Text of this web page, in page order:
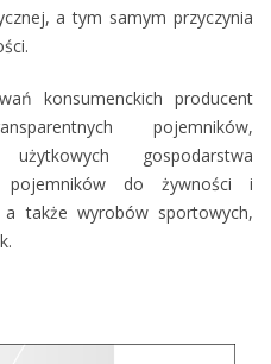
a tym samym przyczynia
konsumenckich producent
pojemników,
gospodarstwa
pojemników do żywności i
a także wyrobów sportowych,